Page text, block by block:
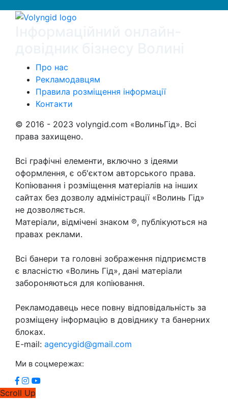
Про нас
Рекламодавцям
Правила розміщення інформації
Контакти
© 2016 - 2023 volyngid.com «ВолиньГід». Всі
права захищено.
Всі графічні елементи, включно з ідеями
оформлення, є об'єктом авторського права.
Копіювання і розміщення матеріалів на інших
сайтах без дозволу адміністрації «Волинь Гід»
не дозволяється.
Матеріали, відмічені знаком ℗, публікуються на
правах реклами.
Всі банери та головні зображення підприємств
є власністю «Волинь Гід», дані матеріали
забороняються для копіювання.
Рекламодавець несе повну відповідальність за
розміщену інформацію в довіднику та банерних
блоках.
E-mail: agencygid@gmail.com
Ми в соцмережах:
Scroll Up